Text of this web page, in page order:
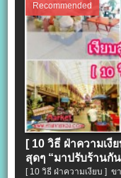
Recommended
[ 10 วิธี ฝ่าความเงี
สุดๆ “มาปรับร้านกั
[ 10 วิธี ฝ่าความเงียบ ] ข